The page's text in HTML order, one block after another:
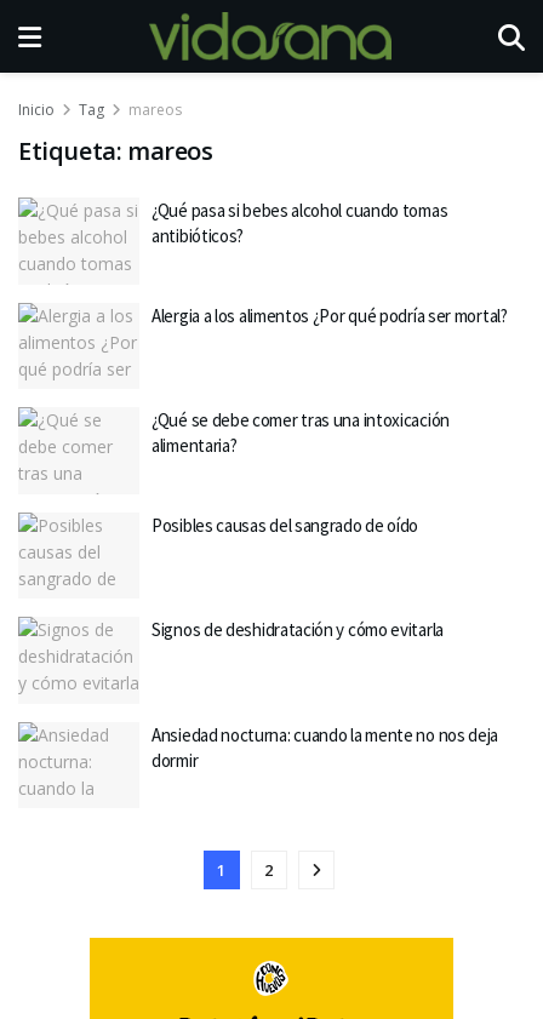
Inicio Tag mareos
Etiqueta: mareos
¿Qué pasa si bebes alcohol cuando tomas
antibióticos?
Alergia a los alimentos ¿Por qué podría ser mortal?
¿Qué se debe comer tras una intoxicación
alimentaria?
Posibles causas del sangrado de oído
Signos de deshidratación y cómo evitarla
Ansiedad nocturna: cuando la mente no nos deja
dormir
1 2